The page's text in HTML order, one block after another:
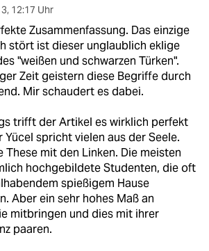
, 12:17 Uhr
Zusammenfassung. Das einzige
stört ist dieser unglaublich eklige
"weißen und schwarzen Türken".
Zeit geistern diese Begriffe durch
Mir schaudert es dabei.
trifft der Artikel es wirklich perfekt
Yücel spricht vielen aus der Seele.
These mit den Linken. Die meisten
hochgebildete Studenten, die oft
spießigem Hause
Aber ein sehr hohes Maß an
mitbringen und dies mit ihrer
paaren.